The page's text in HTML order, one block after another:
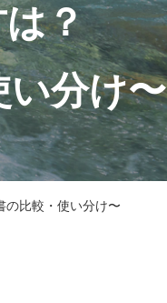
？
い分け〜
の比較・使い分け〜